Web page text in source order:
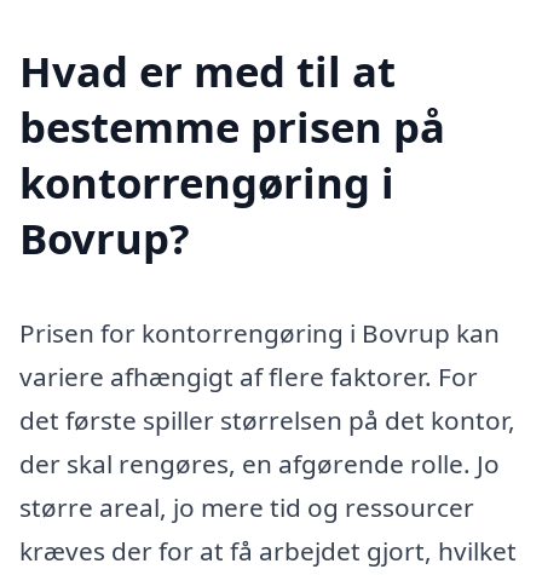
Hvad er med til at
bestemme prisen på
kontorrengøring i
Bovrup?
Prisen for kontorrengøring i Bovrup kan
variere afhængigt af flere faktorer. For
det første spiller størrelsen på det kontor,
der skal rengøres, en afgørende rolle. Jo
større areal, jo mere tid og ressourcer
kræves der for at få arbejdet gjort, hvilket